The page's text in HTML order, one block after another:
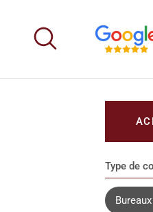
contenu
DE
Type de
Bureaux